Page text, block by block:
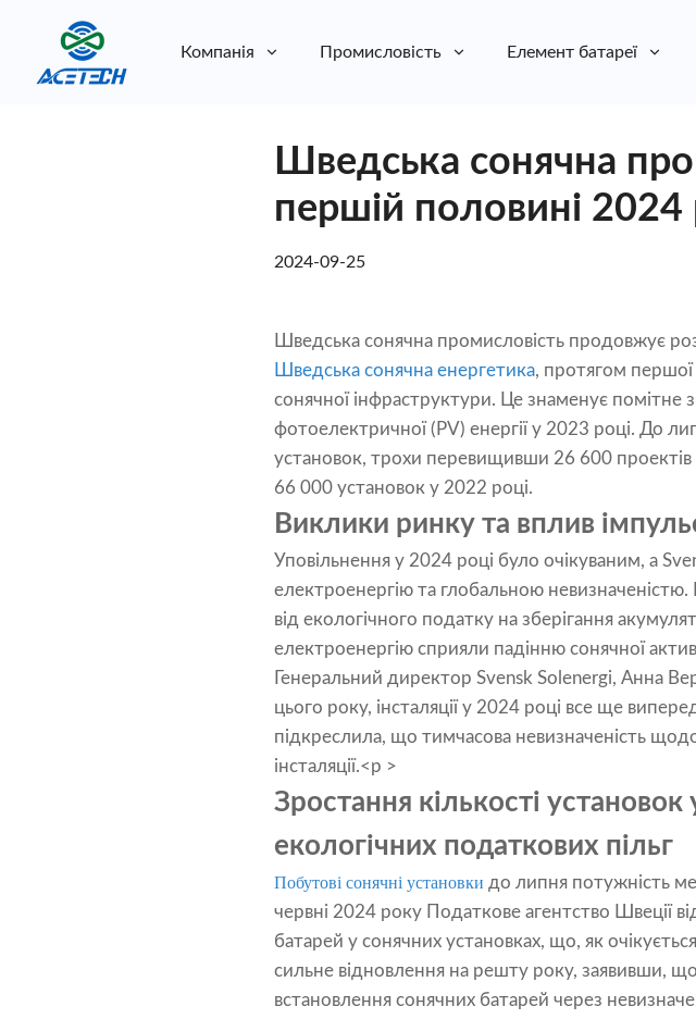
Компанія Промисловість Елемент батареї
Шведська сонячна
першій половині 2024
2024-09-25
Шведська сонячна промисловість продовжує
Шведська сонячна енергетика, протягом
сонячної інфраструктури. Це знаменує
фотоелектричної (PV) енергії у 2023 році. До
установок, трохи перевищивши 26 600 проектів
66 000 установок у 2022 році.
Виклики ринку та вплив
Уповільнення у 2024 році було очікуваним, а
електроенергію та глобальною
від екологічного податку на зберігання
електроенергію сприяли падінню сонячної
Генеральний директор Svensk Solenergi, Анна
цього року, інсталяції у 2024 році все ще
підкреслила, що тимчасова невизначеність
інсталяції.<p >
Зростання кількості
екологічних податкових пільг
Побутові сонячні установки до липня потужність
червні 2024 року Податкове агентство Швеції
батарей у сонячних установках, що, як
сильне відновлення на решту року, заявивши,
встановлення сонячних батарей через